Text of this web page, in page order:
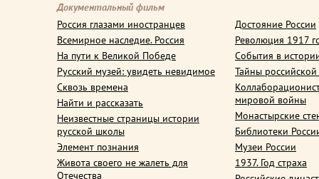
Документальный фильм
Россия глазами иностранцев
Всемирное наследие. Россия
На пути к Великой Победе
Русский музей: увидеть невидимое
Сквозь времена
Найти и рассказать
Неизвестные страницы истории
русской школы
Элемент познания
Живота своего не жалеть для
Отечества
Достояние России
Революция 1917
События в
Тайны
мировой войны
Монастырские
Библиотеки
Музеи России
1937. Год страха